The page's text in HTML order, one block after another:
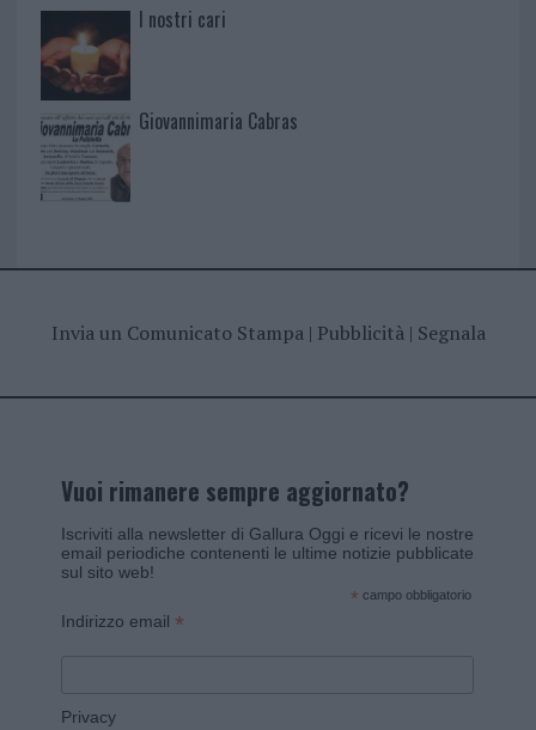
I nostri cari
Giovannimaria Cabras
Invia un Comunicato Stampa| Pubblicità| Segnala
Vuoi rimanere sempre aggiornato?
Iscriviti alla newsletter di Gallura Oggi e ricevi le nostre
email periodiche contenenti le ultime notizie pubblicate
sul sito web!
* campo obbligatorio
Indirizzo email *
Privacy